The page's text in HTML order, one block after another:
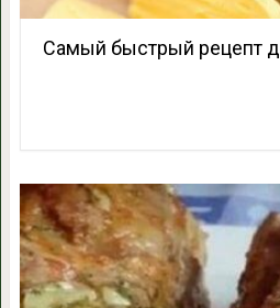
Самый быстрый рецепт